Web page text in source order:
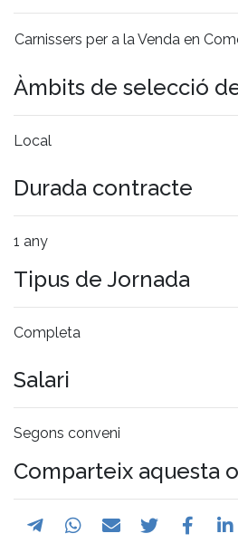
Carnissers per a la Venda en
Àmbits de selecció
Local
Durada contracte
1 any
Tipus de Jornada
Completa
Salari
Segons conveni
Comparteix aquesta